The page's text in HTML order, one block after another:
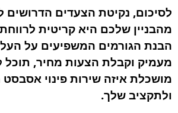
לסיכום, נקיטת הצעדים
מהבניין שלכם היא קריטית לרווחת
הבנת הגורמים המשפיעים על
מעמיק וקבלת הצעות מחיר,
מושכלת איזה שירות פינוי
ולתקציב שלך.